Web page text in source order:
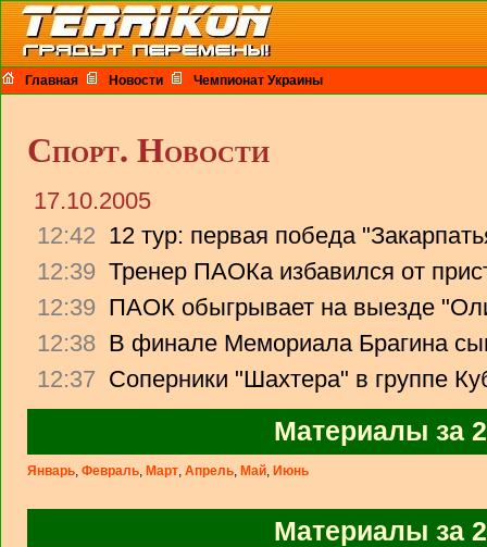
Главная Новости Чемпионат Украины
Спорт. Новости
17.10.2005
12:42 12 тур: первая победа
12:39 Тренер ПАОКа избавился от
12:39 ПАОК обыгрывает на выезде
12:38 В финале Мемориала Брагина
12:37 Соперники "Шахтера" в группе
Материалы за
Январь, Февраль, Март, Апрель, Май, Июнь
Материалы за